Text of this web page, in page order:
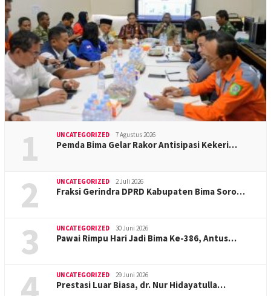
1 UNCATEGORIZED 7 Agustus 2026
Pemda Bima Gelar Rakor Antisipasi Kekeri…
2 UNCATEGORIZED 2 Juli 2026
Fraksi Gerindra DPRD Kabupaten Bima Soro…
3 UNCATEGORIZED 30 Juni 2026
Pawai Rimpu Hari Jadi Bima Ke-386, Antus…
UNCATEGORIZED 29 Juni 2026
Prestasi Luar Biasa, dr. Nur Hidayatulla…